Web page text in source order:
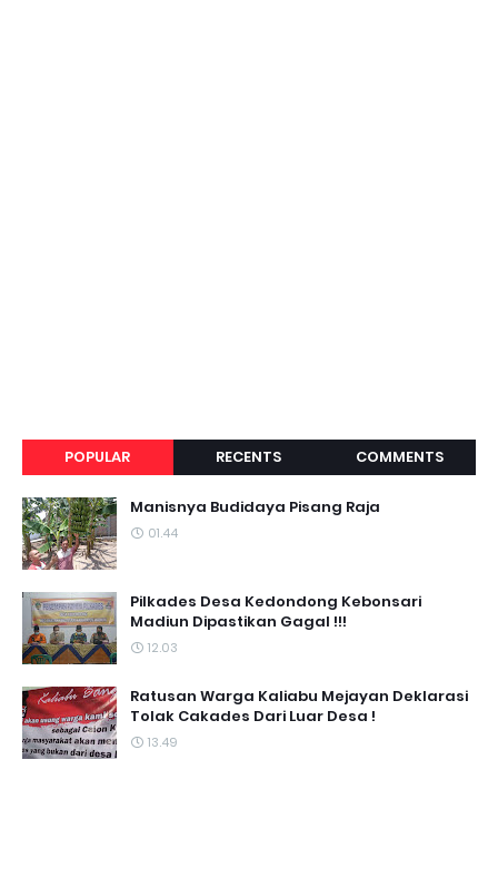
POPULAR RECENTS COMMENTS
Manisnya Budidaya Pisang Raja
01.44
Pilkades Desa Kedondong Kebonsari
Madiun Dipastikan Gagal !!!
12.03
Ratusan Warga Kaliabu Mejayan Deklarasi
Tolak Cakades Dari Luar Desa !
13.49